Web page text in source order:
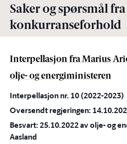
Saker og spørsmål
konkurranseforhold
Interpellasjon fra Marius
olje- og energiministeren
Interpellasjon nr. 10 (2022-2023)
Oversendt regjeringen:
Besvart: 25.10.2022 av olje- og
Aasland